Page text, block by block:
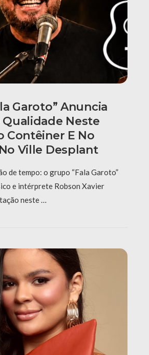
Garoto” Anuncia
Qualidade Neste
Contêiner E No
Ville Desplant
de tempo: o grupo “Fala Garoto”
e intérprete Robson Xavier
neste …